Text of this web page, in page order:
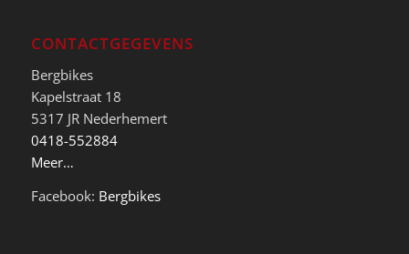
CONTACTGEGEVENS
Bergbikes
Kapelstraat 18
5317 JR Nederhemert
0418-552884
Meer…
Facebook: Bergbikes